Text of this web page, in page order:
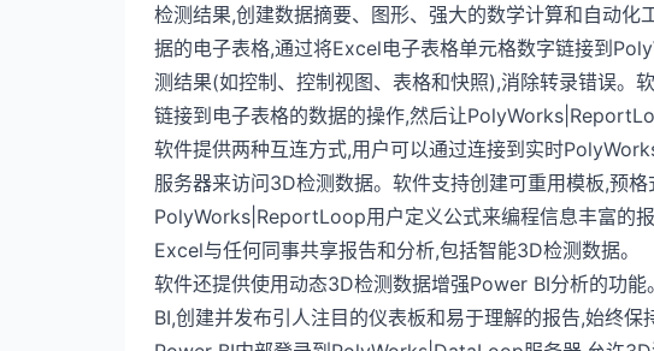
检测结果,创建数据摘要、图形、强大的数学计算和自动
据的电子表格,通过将Excel电子表格单元格数字链接到
测结果(如控制、控制视图、表格和快照),消除转录错误。
链接到电子表格的数据的操作,然后让
软件提供两种互连方式,用户可以通过连接到实时
服务器来访问3D检测数据。软件支持创建可重用模板,预
PolyWorks|ReportLoop用户定义公式来编程信息丰富的
Excel与任何同事共享报告和分析,包括智能3D检测数据。
软件还提供使用动态3D检测数据增强Power BI分析的功
BI,创建并发布引人注目的仪表板和易于理解的报告,始终